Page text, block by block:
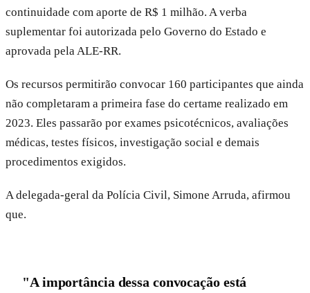
continuidade com aporte de R$ 1 milhão. A verba
suplementar foi autorizada pelo Governo do Estado e
aprovada pela ALE-RR.
Os recursos permitirão convocar 160 participantes que ainda
não completaram a primeira fase do certame realizado em
2023. Eles passarão por exames psicotécnicos, avaliações
médicas, testes físicos, investigação social e demais
procedimentos exigidos.
A delegada-geral da Polícia Civil, Simone Arruda, afirmou
que.
"A importância dessa convocação está